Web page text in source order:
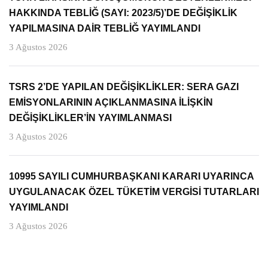
HAKKINDA TEBLİĞ (SAYI: 2023/5)’DE DEĞİŞİKLİK
YAPILMASINA DAİR TEBLİĞ YAYIMLANDI
3 Ağustos 2026
TSRS 2’DE YAPILAN DEĞİŞİKLİKLER: SERA GAZI
EMİSYONLARININ AÇIKLANMASINA İLİŞKİN
DEĞİŞİKLİKLER’İN YAYIMLANMASI
3 Ağustos 2026
10995 SAYILI CUMHURBAŞKANI KARARI UYARINCA
UYGULANACAK ÖZEL TÜKETİM VERGİSİ TUTARLARI
YAYIMLANDI
3 Ağustos 2026